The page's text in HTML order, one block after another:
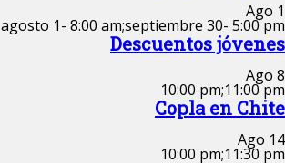
Ago 1
agosto 1- 8:00 am;septiembre 30- 5:00 pm
Descuentos jóvenes
Ago 8
10:00 pm;11:00 pm
Copla en Chite
Ago 14
10:00 pm;11:30 pm